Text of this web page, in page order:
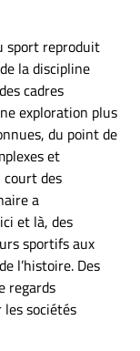
sport reproduit
la discipline
cadres
exploration plus
du point de
et
court des
a
et là, des
sportifs aux
l’histoire. Des
regards
sociétés